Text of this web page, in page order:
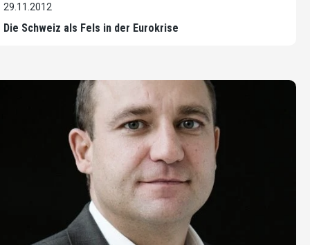
29.11.2012
Die Schweiz als Fels in der Eurokrise